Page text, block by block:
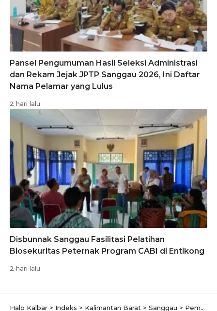
Pansel Pengumuman Hasil Seleksi Administrasi
dan Rekam Jejak JPTP Sanggau 2026, Ini Daftar
Nama Pelamar yang Lulus
2 hari lalu
Disbunnak Sanggau Fasilitasi Pelatihan
Biosekuritas Peternak Program CABI di Entikong
2 hari lalu
Halo Kalbar > Indeks > Kalimantan Barat > Sanggau > Pemerintah Sanggau Gelar Bimtek Perizinan Berbasis Risiko, Kepala Bapenda Tekankan Pentingnya Pajak Daerah